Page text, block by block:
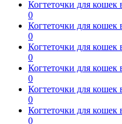
Когтеточки для кошек
0
Когтеточки для кошек
0
Когтеточки для кошек
0
Когтеточки для кошек
0
Когтеточки для
0
Когтеточки для кошек
0